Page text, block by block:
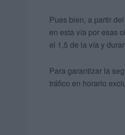
Pues bien, a partir
en esta vía por esas
el 1,5 de la vía y
Para garantizar la
tráfico en horario